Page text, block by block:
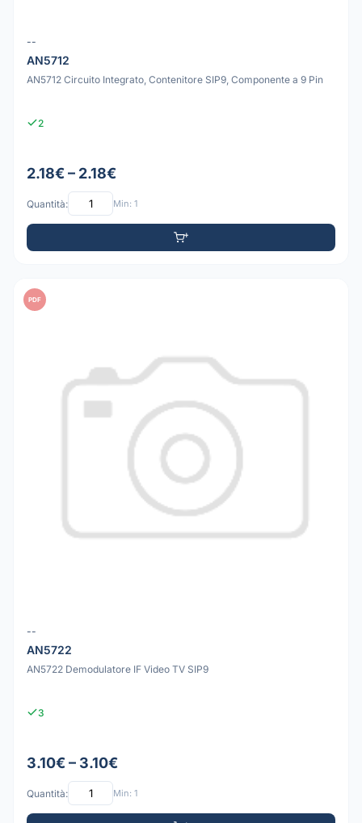
--
AN5712
AN5712 Circuito Integrato, Contenitore SIP9, Componente a 9 Pin
2
2.18€ – 2.18€
Quantità: Min: 1
PDF
--
AN5722
AN5722 Demodulatore IF Video TV SIP9
3
3.10€ – 3.10€
Quantità: Min: 1